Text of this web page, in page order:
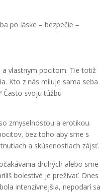
po láske – bezpečie –
a vlastnym pocitom. Tie totiž
Kto z nás miluje sama seba
Často svoju túžbu
zmyselnosťou a erotikou.
bez toho aby sme s
a skúsenostiach zájsť.
druhých alebo sme
bolestivé je prežívať. Dnes
intenzívnejšia, nepodarí sa